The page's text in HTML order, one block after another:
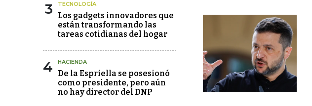
3 TECNOLOGÍA
Los gadgets innovadores que
están transformando las
tareas cotidianas del hogar
4 HACIENDA
De la Espriella se posesionó
como presidente, pero aún
no hay director del DNP